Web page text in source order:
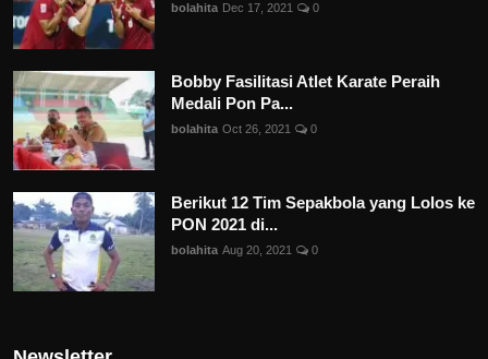
bolahita Dec 17, 2021 0
Bobby Fasilitasi Atlet Karate Peraih
Medali Pon Pa...
bolahita Oct 26, 2021 0
Berikut 12 Tim Sepakbola yang Lolos ke
PON 2021 di...
bolahita Aug 20, 2021 0